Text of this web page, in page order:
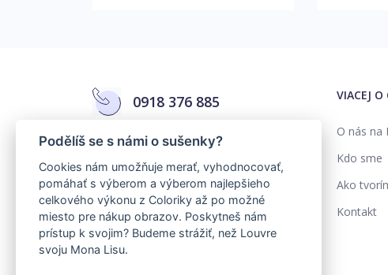
0918 376 885
info@colorika.sk
VIACEJ O
O nás na
Kdo sme
Ako
Kontakt
Podělíš se s námi o sušenky?
Cookies nám umožňuje merať, vyhodnocovať,
pomáhať s výberom a výberom najlepšieho
celkového výkonu z Coloriky až po možné
miesto pre nákup obrazov. Poskytneš nám
prístup k svojim? Budeme strážiť, než Louvre
svoju Mona Lisu.